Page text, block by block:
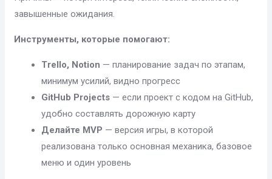
завышенные ожидания.
Инструменты, которые помогают:
Trello, Notion — планирование задач по этапам,
минимум усилий, видно прогресс
GitHub Projects — если проект с кодом на GitHub,
удобно составлять дорожную карту
Делайте MVP — версия игры, в которой
реализована только основная механика, базовое
меню и один уровень